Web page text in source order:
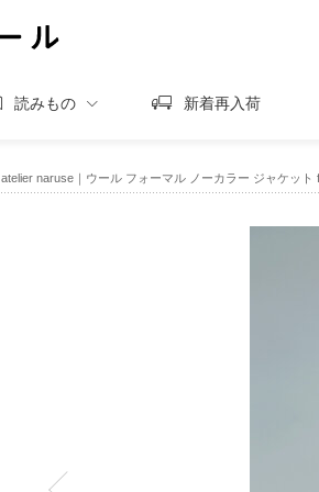
読みもの 新着再入荷
atelier naruse｜ウール フォーマル ノーカラー ジャケッ